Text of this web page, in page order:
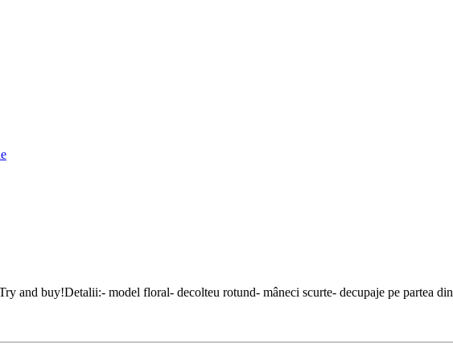
and buy!Detalii:- model floral- decolteu rotund- mâneci scurte- decupaje pe partea din